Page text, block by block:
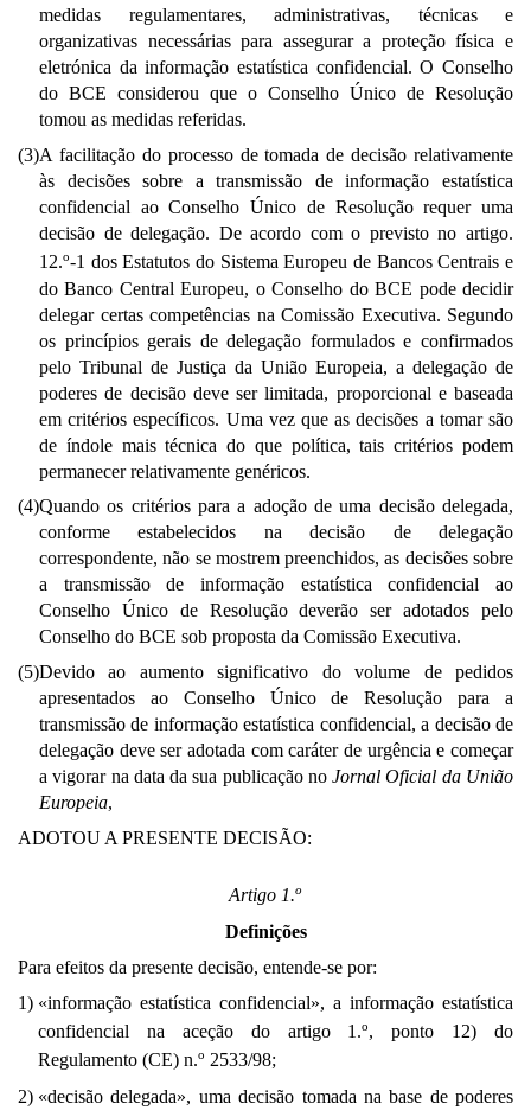
medidas regulamentares, administrativas, técnicas e
organizativas necessárias para assegurar a proteção física e
eletrónica da informação estatística confidencial. O Conselho
do BCE considerou que o Conselho Único de Resolução
tomou as medidas referidas.
(3)A facilitação do processo de tomada de decisão relativamente
às decisões sobre a transmissão de informação estatística
confidencial ao Conselho Único de Resolução requer uma
decisão de delegação. De acordo com o previsto no artigo.
12.o-1 dos Estatutos do Sistema Europeu de Bancos Centrais e
do Banco Central Europeu, o Conselho do BCE pode decidir
delegar certas competências na Comissão Executiva. Segundo
os princípios gerais de delegação formulados e confirmados
pelo Tribunal de Justiça da União Europeia, a delegação de
poderes de decisão deve ser limitada, proporcional e baseada
em critérios específicos. Uma vez que as decisões a tomar são
de índole mais técnica do que política, tais critérios podem
permanecer relativamente genéricos.
(4)Quando os critérios para a adoção de uma decisão delegada,
conforme estabelecidos na decisão de delegação
correspondente, não se mostrem preenchidos, as decisões sobre
a transmissão de informação estatística confidencial ao
Conselho Único de Resolução deverão ser adotados pelo
Conselho do BCE sob proposta da Comissão Executiva.
(5)Devido ao aumento significativo do volume de pedidos
apresentados ao Conselho Único de Resolução para a
transmissão de informação estatística confidencial, a decisão de
delegação deve ser adotada com caráter de urgência e começar
a vigorar na data da sua publicação noJornal Oficial da União
Europeia,
ADOTOU A PRESENTE DECISÃO:
Artigo 1.o
Definições
Para efeitos da presente decisão, entende-se por:
1) «informação estatística confidencial», a informação estatística
confidencial na aceção do artigo 1.o, ponto 12) do
Regulamento (CE) n.o 2533/98;
2) «decisão delegada», uma decisão tomada na base de poderes